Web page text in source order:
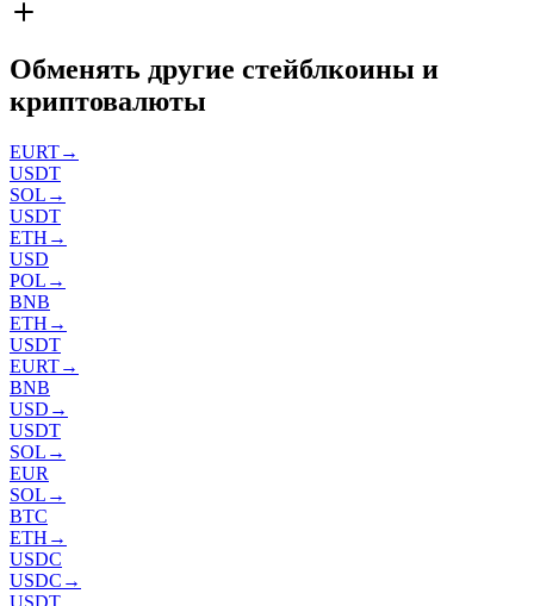
Обменять другие стейблкоины и
криптовалюты
EURT→
USDT
SOL →
USDT
ETH →
USD
POL →
BNB
ETH →
USDT
EURT→
BNB
USD →
USDT
SOL →
EUR
SOL →
BTC
ETH →
USDC
USDC →